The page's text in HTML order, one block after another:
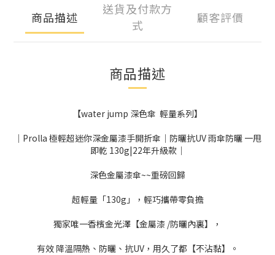
商品描述
送貨及付款方
式
顧客評價
商品描述
【water jump 深色傘 輕量系列】
｜Prolla 極輕超迷你深金屬漆手開折傘｜防曬抗UV 雨傘防曬 一甩
即乾 130g|22年升級款｜
深色金屬漆傘~~重磅回歸
超輕量「130g」，輕巧攜帶零負擔
獨家唯一香檳金光澤【金屬漆 /防曬內裏】，
有效 降溫隔熱、防曬、抗UV，用久了都【不沾黏】。